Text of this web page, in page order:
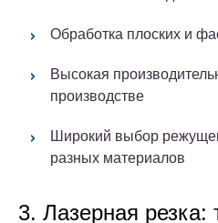
Обработка плоских и
Высокая
производстве
Широкий выбор
разных материалов
3. Лазерная резка: